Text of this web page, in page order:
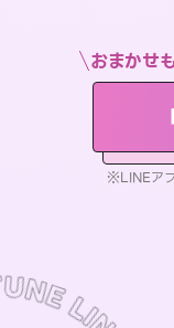
おまかせ
※LINEア